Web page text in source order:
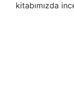
kitabımızda